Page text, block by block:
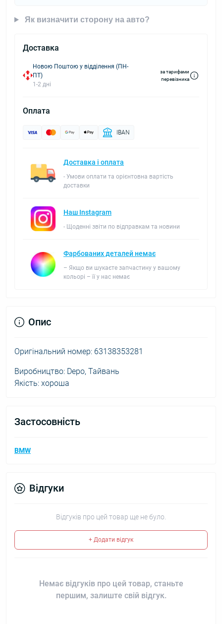
Як визначити сторону на авто?
Доставка
Новою Поштою у відділення (ПН-
ПТ)
1-2 дні
за тарифами
перевізника
Оплата
IBAN
Доставка і оплата
- Умови оплати та орієнтовна вартість
доставки
Наш Instagram
- Щоденні звіти по відправкам та новини
Фарбованих деталей немає
– Якщо ви шукаєте запчастину у вашому
кольорі – її у нас немає
Опис
Оригінальний номер: 63138353281
Виробництво: Depo, Тайвань
Якість: хороша
Застосовність
BMW
Відгуки
Відгуків про цей товар ще не було.
+ Додати відгук
Немає відгуків про цей товар, станьте
першим, залиште свій відгук.